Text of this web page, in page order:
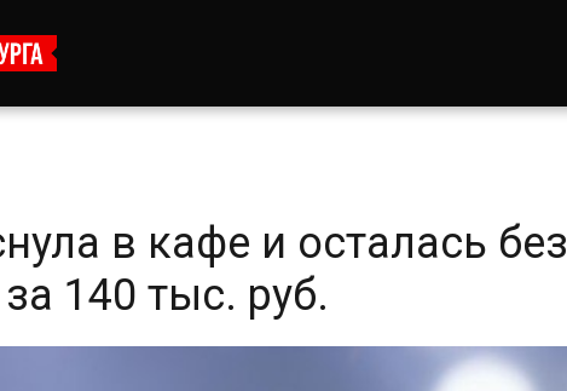
в кафе и осталась без
140 тыс. руб.